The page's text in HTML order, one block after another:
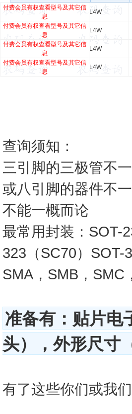
付费会员有权查看型号及其它信
息
L4W
付费会员有权查看型号及其它信
息
L4W
付费会员有权查看型号及其它信
息
L4W
付费会员有权查看型号及其它信
息
L4W
查询须知：
三引脚的三极管不
或八引脚的器件不
不能一概而论
最常用封装：SOT-
323（SC70）SOT-
SMA，SMB，SMC
准备有：贴片电
头），外形尺寸
有了这些你们或我